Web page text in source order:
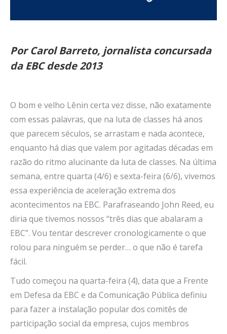
Por Carol Barreto, jornalista concursada
da EBC desde 2013
O bom e velho Lênin certa vez disse, não exatamente
com essas palavras, que na luta de classes há anos
que parecem séculos, se arrastam e nada acontece,
enquanto há dias que valem por agitadas décadas em
razão do ritmo alucinante da luta de classes. Na última
semana, entre quarta (4/6) e sexta-feira (6/6), vivemos
essa experiência de aceleração extrema dos
acontecimentos na EBC. Parafraseando John Reed, eu
diria que tivemos nossos “três dias que abalaram a
EBC”. Vou tentar descrever cronologicamente o que
rolou para ninguém se perder… o que não é tarefa
fácil.
Tudo começou na quarta-feira (4), data que a Frente
em Defesa da EBC e da Comunicação Pública definiu
para fazer a instalação popular dos comitês de
participação social da empresa, cujos membros